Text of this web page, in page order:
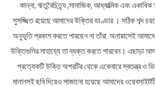
কান্না, ঋতুবৈচিত্র্য ,সামাজিক, আধ্যাত্মিক এবং
সুসজ্জিত রয়েছে আমাদের উক্তির ভাণ্ডার । সঠিক শব্দ
অনুভূতি প্রকাশ করতে পারছেন না তাঁরা অনায়াসেই
উক্তিগুলির সাহায্যে তা ব্যক্ত করতে পারবেন। এছাড়া
প্রত্যেকটি উক্তি অপরটির থেকে একেবারে স্বতন্ত্র ও
মানানসই ছবি দিয়েও সাজানো হয়েছে আমাদের